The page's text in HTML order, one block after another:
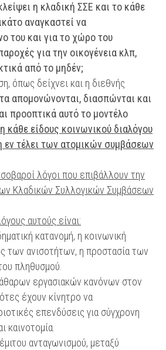
η κλαδική ΣΣΕ και το κάθε
αναγκαστεί να
του και για το χώρο του
για την οικογένεια κλπ,
από το μηδέν;
όπως δείχνει και η διεθνής
απομονώνονται, διασπώνται και
προοπτικά αυτό το μοντέλο
κάθε είδους κοινωνικού διαλόγου
εν τέλει των ατομικών συμβάσεων
λόγοι που επιβάλλουν την
Κλαδικών Συλλογικών Συμβάσεων
αυτούς είναι:
κατανομή, η κοινωνική
των ανισοτήτων, η προστασία των
πληθυσμού.
εργασιακών κανόνων στον
έχουν κίνητρο να
επενδύσεις για σύγχρονη
καινοτομία.
ανταγωνισμού, μεταξύ